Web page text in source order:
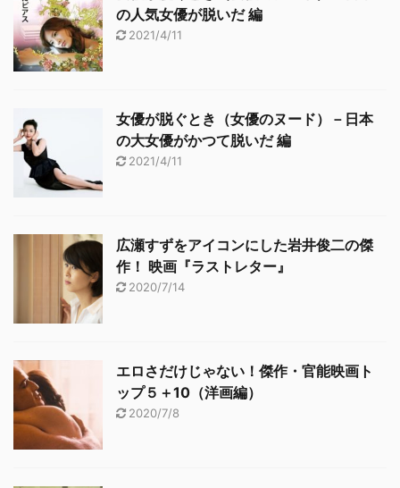
の人気女優が脱いだ 編
2021/4/11
女優が脱ぐとき（女優のヌード）－日本
の大女優がかつて脱いだ 編
2021/4/11
広瀬すずをアイコンにした岩井俊二の傑
作！ 映画『ラストレター』
2020/7/14
エロさだけじゃない！傑作・官能映画ト
ップ５＋10（洋画編）
2020/7/8